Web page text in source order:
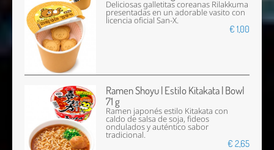
Deliciosas galletitas coreanas Rilakkuma
presentadas en un adorable vasito con
licencia oficial San-X.
€ 1,00
Ramen Shoyu | Estilo Kitakata | Bowl
71 g
Ramen japonés estilo Kitakata con
caldo de salsa de soja, fideos
ondulados y auténtico sabor
tradicional.
€ 2,65